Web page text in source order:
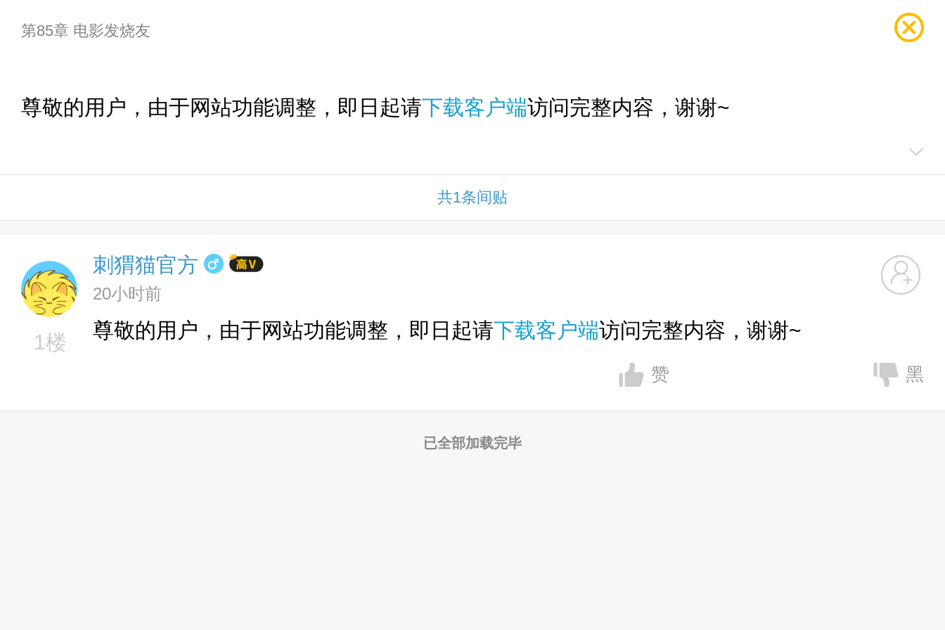
第85章 电影发烧友
尊敬的用户，由于网站功能调整，即日起请下载客户端访问完整内容，谢谢~
共1条间贴
1楼
刺猬猫官方
20小时前
尊敬的用户，由于网站功能调整，即日起请下载客户端访问完整内容，谢谢~
赞 黑
已全部加载完毕